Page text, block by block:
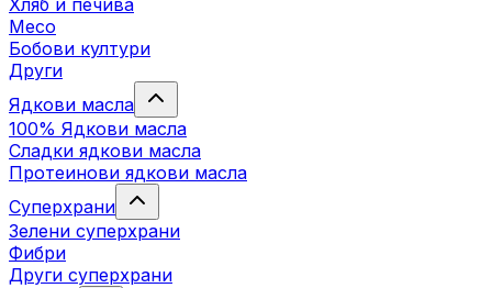
Хляб и печива
Месо
Бобови култури
Други
Ядкови масла
100% Ядкови масла
Сладки ядкови масла
Протеинови ядкови масла
Суперхрани
Зелени суперхрани
Фибри
Други суперхрани